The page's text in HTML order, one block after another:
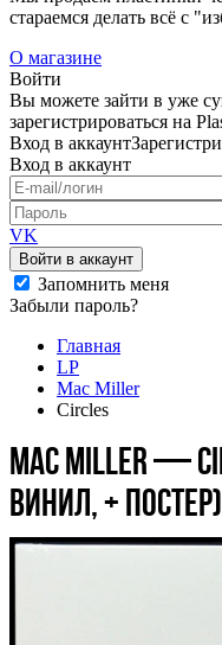
стараемся делать всё с
О магазине
Войти
Вы можете зайти в уже
зарегистрироваться на
Вход в аккаунт
Вход в аккаунт
VK
Войти в аккаунт
Запомнить меня
Забыли пароль?
Главная
LP
Mac Miller
Circles
Mac Miller —
винил, + постер)